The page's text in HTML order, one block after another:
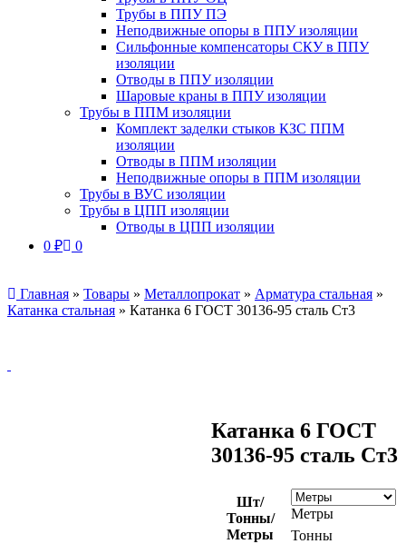
Трубы в ППУ ПЭ
Неподвижные опоры в ППУ изоляции
Сильфонные компенсаторы СКУ в ППУ
изоляции
Отводы в ППУ изоляции
Шаровые краны в ППУ изоляции
Трубы в ППМ изоляции
Комплект заделки стыков КЗС ППМ
изоляции
Отводы в ППМ изоляции
Неподвижные опоры в ППМ изоляции
Трубы в ВУС изоляции
Трубы в ЦПП изоляции
Отводы в ЦПП изоляции
0 ₽ 0
Главная » Товары » Металлопрокат » Арматура стальная »
Катанка стальная » Катанка 6 ГОСТ 30136-95 сталь Ст3
Катанка 6 ГОСТ
30136-95 сталь Ст3
Шт/
Тонны/
Метры
Метры
Тонны